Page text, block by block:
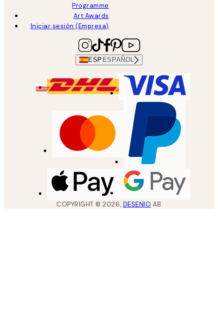
Programme
Art Awards
Iniciar sesión (Empresa)
ESP ESPAÑOL
COPYRIGHT ©2026, DESENIO AB